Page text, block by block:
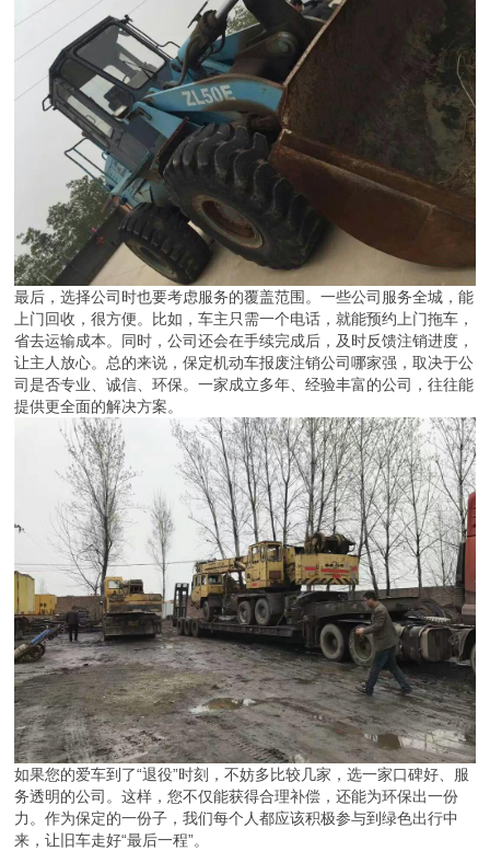
最后，选择公司时也要考虑服务的覆盖范围。一些公司服务全城，能
上门回收，很方便。比如，车主只需一个电话，就能预约上门拖车，
省去运输成本。同时，公司还会在手续完成后，及时反馈注销进度，
让主人放心。总的来说，保定机动车报废注销公司哪家强，取决于公
司是否专业、诚信、环保。一家成立多年、经验丰富的公司，往往能
提供更全面的解决方案。
如果您的爱车到了“退役”时刻，不妨多比较几家，选一家口碑好、服
务透明的公司。这样，您不仅能获得合理补偿，还能为环保出一份
力。作为保定的一份子，我们每个人都应该积极参与到绿色出行中
来，让旧车走好“最后一程”。